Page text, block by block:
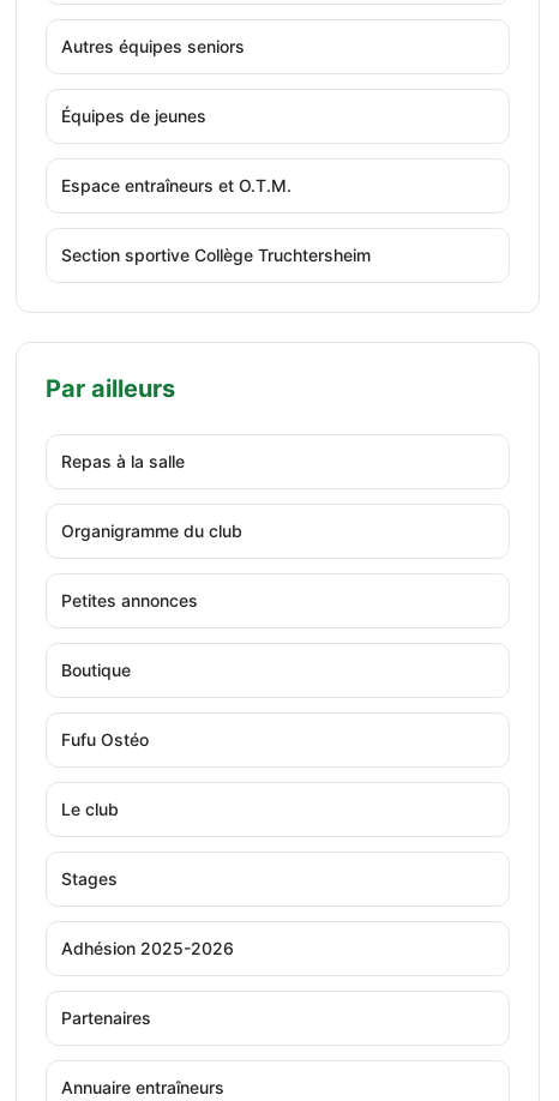
Autres équipes seniors
Équipes de jeunes
Espace entraîneurs et O.T.M.
Section sportive Collège Truchtersheim
Par ailleurs
Repas à la salle
Organigramme du club
Petites annonces
Boutique
Fufu Ostéo
Le club
Stages
Adhésion 2025-2026
Partenaires
Annuaire entraîneurs